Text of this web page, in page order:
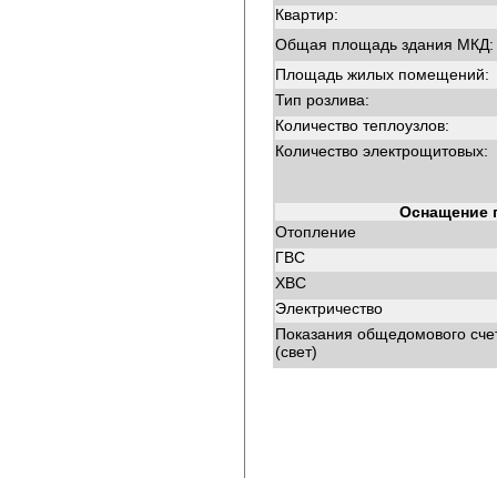
Квартир:
Общая площадь здания МКД:
Площадь жилых помещений:
Тип розлива:
Количество теплоузлов:
Количество электрощитовых:
Оснащение
Отопление
ГВС
ХВС
Электричество
Показания общедомового
(свет)